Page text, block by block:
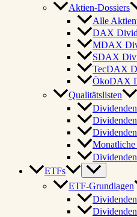
Aktien-Dossiers
Alle
DAX
MDAX
SDAX
TecDAX
ÖkoDAX
Qualitätslisten
ETFs
ETF-Grundlagen